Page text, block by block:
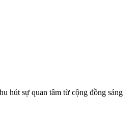
hút sự quan tâm từ cộng đồng sáng